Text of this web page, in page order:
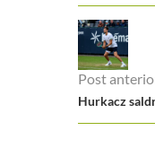
Post
Hurkacz